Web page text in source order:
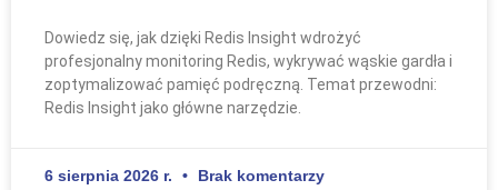
Dowiedz się, jak dzięki Redis Insight wdrożyć
profesjonalny monitoring Redis, wykrywać wąskie gardła i
zoptymalizować pamięć podręczną. Temat przewodni:
Redis Insight jako główne narzędzie.
6 sierpnia 2026 r. Brak komentarzy